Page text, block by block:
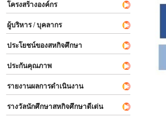
โครงสร้างองค์กร
ผู้บริหาร / บุคลากร
ประโยชน์ของสหกิจศึกษา
ประกันคุณภาพ
รายงานผลการดำเนินงาน
รางวัลนักศึกษาสหกิจศึกษาดีเด่น